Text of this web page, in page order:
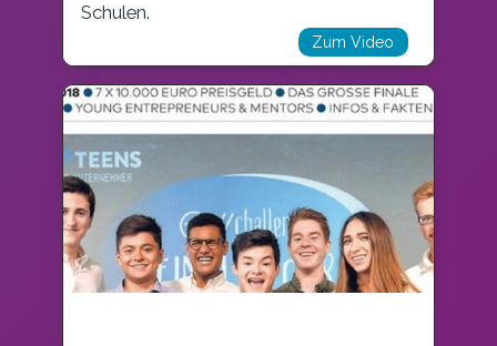
Schulen.
Zum Video